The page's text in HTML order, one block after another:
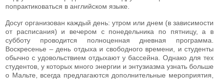
попрактиковаться в английском языке.
Досуг организован каждый день: утром или днем (в зависимости
от расписания) и вечером с понедельника по пятницу, а в
субботу проводится полноценная дневная программа.
Воскресенье – день отдыха и свободного времени, и студенты
обычно с удовольствием отдыхают у бассейна. Однако для тех
студентов, у которых много энергии и энтузиазма узнать больше
о Мальте, всегда предлагаются дополнительные мероприятия,